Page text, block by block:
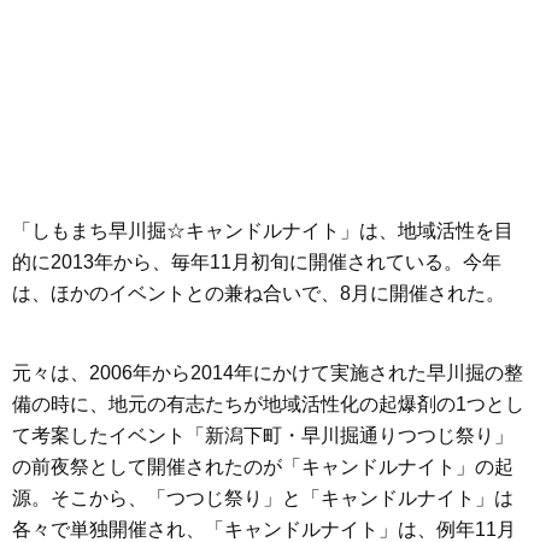
「しもまち早川掘☆キャンドルナイト」は、地域活性を目
的に2013年から、毎年11月初旬に開催されている。今年
は、ほかのイベントとの兼ね合いで、8月に開催された。
元々は、2006年から2014年にかけて実施された早川掘の整
備の時に、地元の有志たちが地域活性化の起爆剤の1つとし
て考案したイベント「新潟下町・早川掘通りつつじ祭り」
の前夜祭として開催されたのが「キャンドルナイト」の起
源。そこから、「つつじ祭り」と「キャンドルナイト」は
各々で単独開催され、「キャンドルナイト」は、例年11月